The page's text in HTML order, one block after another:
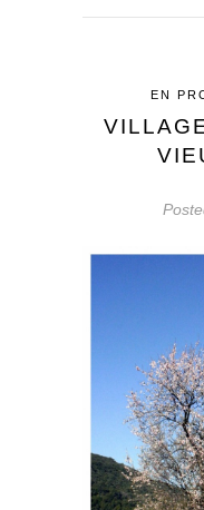
EN